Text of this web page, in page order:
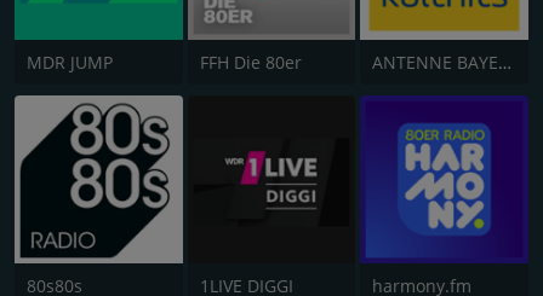
MDR JUMP FFH Die 80er ANTENNE BAYERN 80er Kulthits
80s80s 1LIVE DIGGI harmony.fm